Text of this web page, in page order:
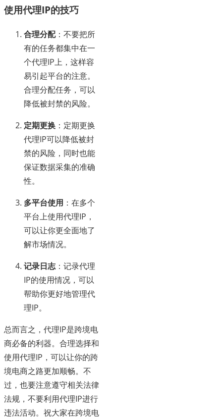
使用代理IP的技巧
合理分配：不要把所
有的任务都集中在一
个代理IP上，这样容
易引起平台的注意。
合理分配任务，可以
降低被封禁的风险。
定期更换 ：定期更换
代理IP可以降低被封
禁的风险，同时也能
保证数据采集的准确
性。
多平台使用 ：在多个
平台上使用代理IP，
可以让你更全面地了
解市场情况。
记录日志：记录代理
IP的使用情况，可以
帮助你更好地管理代
理IP。
总而言之，代理IP是跨境电
商必备的利器。合理选择和
使用代理IP，可以让你的跨
境电商之路更加顺畅。不
过，也要注意遵守相关法律
法规，不要利用代理IP进行
违法活动。祝大家在跨境电